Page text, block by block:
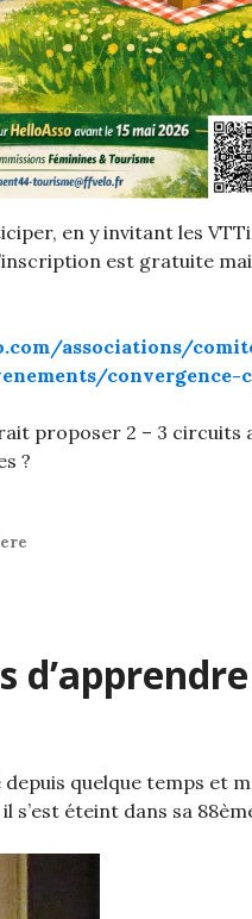
en y invitant les
est gratuite
associations/
convergence-
proposer 2 – 3 circuits
?
quelque temps et
s’est éteint dans sa